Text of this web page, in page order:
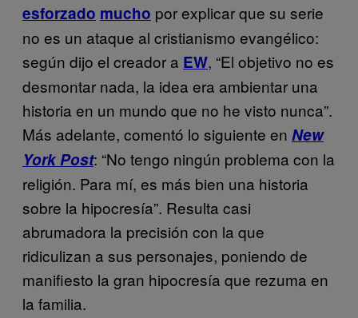
esforzado mucho por explicar que su serie
no es un ataque al cristianismo evangélico:
según dijo el creador a EW, “El objetivo no es
desmontar nada, la idea era ambientar una
historia en un mundo que no he visto nunca”.
Más adelante, comentó lo siguiente en New
York Post: “No tengo ningún problema con la
religión. Para mí, es más bien una historia
sobre la hipocresía”. Resulta casi
abrumadora la precisión con la que
ridiculizan a sus personajes, poniendo de
manifiesto la gran hipocresía que rezuma en
la familia.